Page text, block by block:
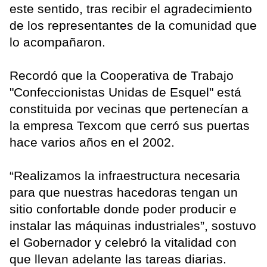
este sentido, tras recibir el agradecimiento
de los representantes de la comunidad que
lo acompañaron.
Recordó que la Cooperativa de Trabajo
"Confeccionistas Unidas de Esquel" está
constituida por vecinas que pertenecían a
la empresa Texcom que cerró sus puertas
hace varios años en el 2002.
“Realizamos la infraestructura necesaria
para que nuestras hacedoras tengan un
sitio confortable donde poder producir e
instalar las máquinas industriales”, sostuvo
el Gobernador y celebró la vitalidad con
que llevan adelante las tareas diarias.